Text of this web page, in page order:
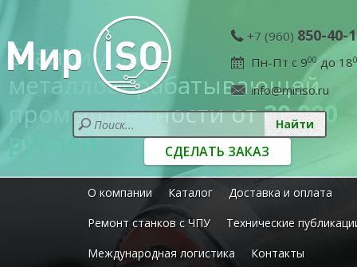
+7 (960) 850-40-
Пн-Пт с 900до 18
info@miriso.ru
СДЕЛАТЬ ЗАКАЗ
О компании Каталог
Доставка и оплата
Ремонт станков с ЧПУ
Технические
Международная логистика
Контакты
Станки для
металлообрабатывающей
промышленности от20 000
рублей